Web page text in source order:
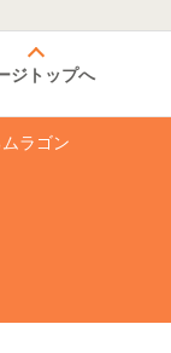
ジトップへ
ラゴン